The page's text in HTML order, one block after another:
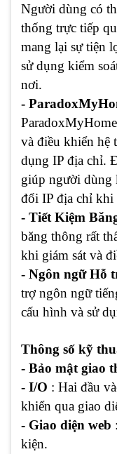
Người dùng có
thống trực tiếp
mang lại sự tiện
sử dụng kiểm
nơi.
-
và điều khiển hệ
dụng IP địa chỉ.
giúp người dùng
đổi IP địa chỉ khi
- Tiết Kiệm
băng thông rất
khi giám sát và
- Ngôn ngữ Hỗ
trợ ngôn ngữ
cấu hình và sử
Thông số kỹ
- Bảo mật giao
- I/O : Hai đầu
khiển qua giao
- Giao diện web
kiện.